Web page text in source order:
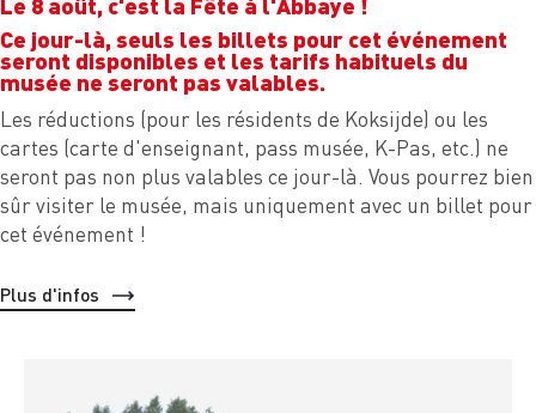
Ce jour-là, seuls les billets pour cet événement
seront disponibles et les tarifs habituels du
musée ne seront pas valables.
Les réductions (pour les résidents de Koksijde) ou les
cartes (carte d'enseignant, pass musée, K-Pas, etc.) ne
seront pas non plus valables ce jour-là. Vous pourrez bien
sûr visiter le musée, mais uniquement avec un billet pour
cet événement !
Plus d'infos